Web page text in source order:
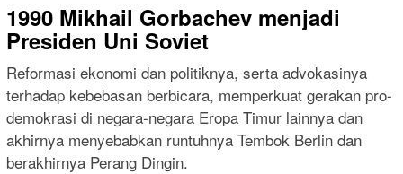
1990 Mikhail Gorbachev menjadi
Presiden Uni Soviet
Reformasi ekonomi dan politiknya, serta advokasinya
terhadap kebebasan berbicara, memperkuat gerakan pro-
demokrasi di negara-negara Eropa Timur lainnya dan
akhirnya menyebabkan runtuhnya Tembok Berlin dan
berakhirnya Perang Dingin.